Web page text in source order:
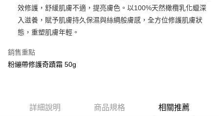
悠遊付
Google Pay
全家取貨付款滿1599免運
每筆NT$100，滿NT$1,599(含以上)免運費
效修護，舒緩肌膚不適，提亮膚色。以100%天然橄欖乳化蠟深
入滋養，賦予肌膚持久保濕與絲綢般膚感，全方位修護肌膚狀
態，重塑肌膚年輕。
銷售重點
粉繃帶修護奇蹟霜 50g
詳細說明 商品規格 相關推薦